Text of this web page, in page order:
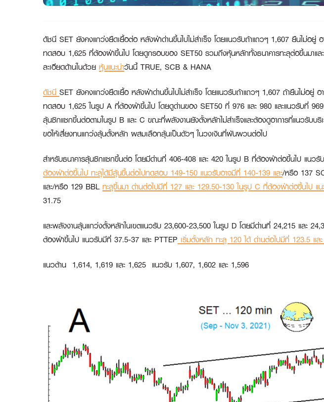
ดัชนี SET ยังคงแกว่งยืดเยื้อต่อ หลังฝ่าด่านขึ้นไปไม่สำเร็จ โดยแนวรับถ้าแถวๆ 1,607 ยืนไม่อ
ทดสอบ 1,625 ที่ต้องฝ่าขึ้นไป โดยดูกรอบของ SET50 รวมถึงหุ้นหลักทั้งธนาคารทะลุต่อขึ้นมา
ละเอียดด้านในด้วย หุ้นแนะนำวันนี้ TRUE, SCB & HANA
ดัชนี SET ยังคงแกว่งยืดเยื้อ หลังฝ่าด่านขึ้นไปไม่สำเร็จ โดยแนวรับถ้าแถวๆ 1,607 ถ้ายืนไม่อ
ทดสอบ 1,625 ในรูป A ที่ต้องฝ่าขึ้นไป โดยดูด่านของ SET50 ที่ 976 และ 980 และแนวรับที่
ลุ้นซิกแซกขึ้นต่อตามในรูป B และ C ขณะที่พลังงานยังตั้งหลักไม่สำเร็จและต้องดูอาการที่แนวรั
ขอให้เสี่ยงทนแกว่งลุ้นตั้งหลัก ผสมเลือกลุ้นเป็นตัวๆ ในวงเงินที่ผันผวนต่อไป
สำหรับธนาคารลุ้นซิกแซกขึ้นต่อ โดยมีด่านที่ 406-408 และ 420 ในรูป B ที่ต้องฝ่าต่อขึ้นไป แนว
ต้องฝ่าต่อขึ้นไป ทะลุได้มีลุ้นขึ้นต่อไปทดสอบ 149-150 แนวรับอาจมีที่ 140-139 และ/หรือ 137
และ/หรือ 129 BBL ทะลุขึ้นมา ด่านต่อไปมีที่ 127 และ 129.50-130 ในรูป C ที่ต้องฝ่าต่อขึ้นไป
31.75
และพลังงานลุ้นแกว่งตั้งหลักในเขตแนวรับ 23,600-23,500 ในรูป D โดยมีด่านที่ 24,215 และ
ต้องฝ่าขึ้นไป แนวรับมีที่ 37.5-37 และ PTTEP เริ่มตั้งหลัก ทะลุ 120 ได้ ด่านต่อไปมีที่ 123.5 แ
แนวต้าน 1,614, 1,619 และ 1,625 แนวรับ 1,607, 1,602 และ 1,596